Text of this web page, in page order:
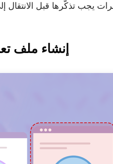
2. إنشاء ملف